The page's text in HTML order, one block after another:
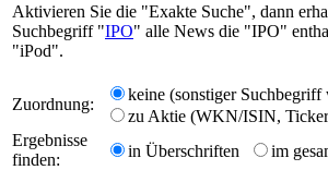
Aktivieren Sie die "Exakte Suche", dann
Suchbegriff "IPO" alle News die "IPO"
"iPod".
Zuordnung:
keine (sonstiger
zu Aktie (WKN/ISIN,
Ergebnisse
finden:
in Überschriften
im